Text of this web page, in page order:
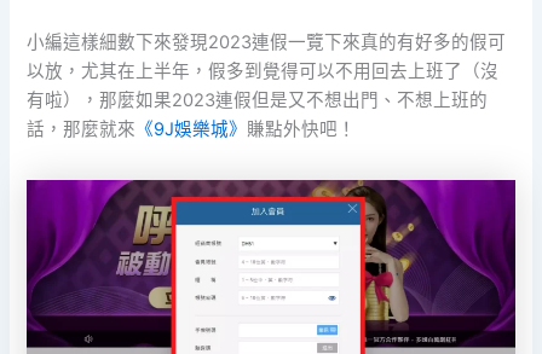
小編這樣細數下來發現2023連假一覽下來真的有好多的假可
以放，尤其在上半年，假多到覺得可以不用回去上班了（沒
有啦），那麼如果2023連假但是又不想出門、不想上班的
話，那麼就來 《9J娛樂城》 賺點外快吧！